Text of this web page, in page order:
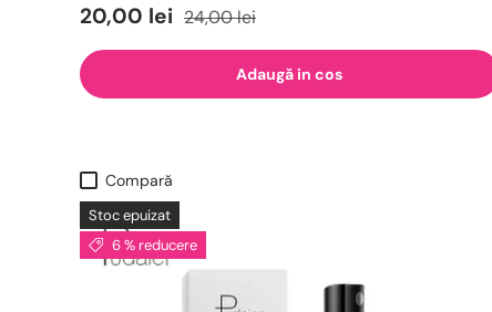
20,00 lei 24,00 lei
Adaugă in cos
Compară
Stoc epuizat
6 % reducere